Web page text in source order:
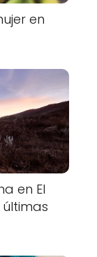
en
en El
últimas